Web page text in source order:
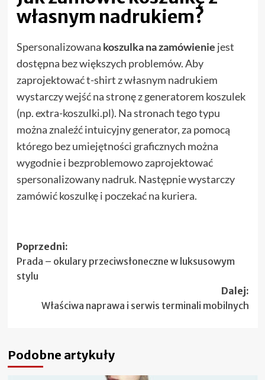
własnym nadrukiem?
Spersonalizowana koszulka na zamówienie jest
dostępna bez większych problemów. Aby
zaprojektować t-shirt z własnym nadrukiem
wystarczy wejść na stronę z generatorem koszulek
(np. extra-koszulki.pl). Na stronach tego typu
można znaleźć intuicyjny generator, za pomocą
którego bez umiejętności graficznych można
wygodnie i bezproblemowo zaprojektować
spersonalizowany nadruk. Następnie wystarczy
zamówić koszulkę i poczekać na kuriera.
Zobacz
wpisy
Poprzedni:
Prada – okulary przeciwsłoneczne w luksusowym
stylu
Dalej:
Właściwa naprawa i serwis terminali mobilnych
Podobne artykuły